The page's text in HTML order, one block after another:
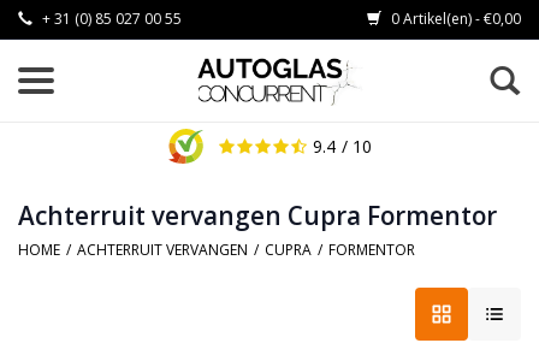
+ 31 (0) 85 027 00 55 0 Artikel(en) - €0,00
9.4 / 10
Achterruit vervangen Cupra Formentor
HOME / ACHTERRUIT VERVANGEN / CUPRA / FORMENTOR